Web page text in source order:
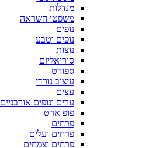
מנדלות
משפטי השראה
נופים
נופים וטבע
נוצות
סוריאליזם
ספורט
עיצוב נורדי
עצים
ערים ונופים אורבניים
פופ ארט
פרחים
פרחים ועלים
פרחים וצמחים